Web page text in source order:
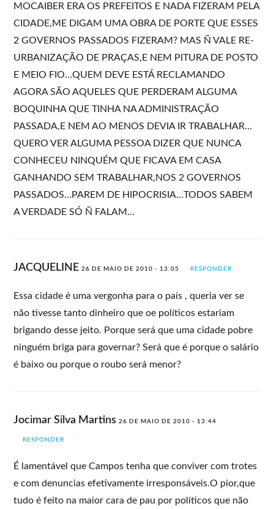
MOCAIBER ERA OS PREFEITOS E NADA FIZERAM PELA
CIDADE,ME DIGAM UMA OBRA DE PORTE QUE ESSES
2 GOVERNOS PASSADOS FIZERAM? MAS Ñ VALE RE-
URBANIZAÇÃO DE PRAÇAS,E NEM PITURA DE POSTO
E MEIO FIO…QUEM DEVE ESTÁ RECLAMANDO
AGORA SÃO AQUELES QUE PERDERAM ALGUMA
BOQUINHA QUE TINHA NA ADMINISTRAÇÃO
PASSADA,E NEM AO MENOS DEVIA IR TRABALHAR…
QUERO VER ALGUMA PESSOA DIZER QUE NUNCA
CONHECEU NINQUÉM QUE FICAVA EM CASA
GANHANDO SEM TRABALHAR,NOS 2 GOVERNOS
PASSADOS…PAREM DE HIPOCRISIA…TODOS SABEM
A VERDADE SÓ Ñ FALAM…
JACQUELINE26 DE MAIO DE 2010 - 13:05 RESPONDER
Essa cidade é uma vergonha para o país , queria ver se
não tivesse tanto dinheiro que oe políticos estariam
brigando desse jeito. Porque será que uma cidade pobre
ninguém briga para governar? Será que é porque o salário
é baixo ou porque o roubo será menor?
Jocimar Silva Martins26 DE MAIO DE 2010 - 13:44
RESPONDER
É lamentável que Campos tenha que conviver com trotes
e com denuncias efetivamente irresponsáveis.O pior,que
tudo é feito na maior cara de pau por políticos que não